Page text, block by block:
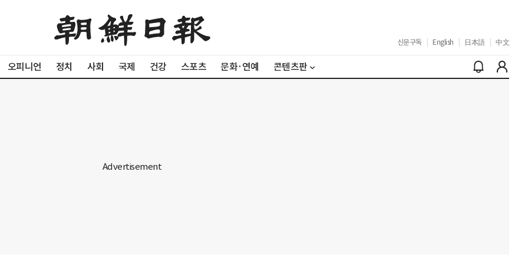
신문구독 English 日本語 中文
오피니언 정치 사회 국제 건강 스포츠 문화·연예 콘텐츠판